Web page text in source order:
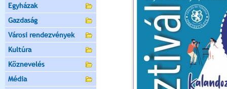
Egyházak
Gazdaság
Városi rendezvények
Kultúra
Köznevelés
Média